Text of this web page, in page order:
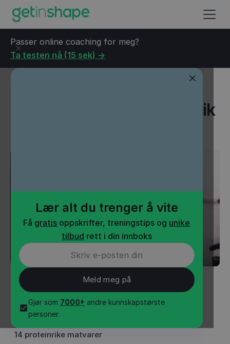
Passer online coaching for meg?
Ta testen nå (15 sek) ->
Lær alt du trenger å vite
Få gratis oppskrifter, treningstips og unike
tilbud rett i din innboks
Gjør som 7000+ andre kunnskapstørste
personer.
Protein og muskelvekst: slik
Protein og muskelvekst: slik
INNHOLD
Hvor mye protein ved kalorioverskudd?
Hvor mye protein ved kaloriunderskudd?
14 proteinrike matvarer